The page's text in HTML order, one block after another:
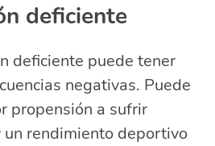
deficiente
deficiente puede tener
negativas. Puede
propensión a sufrir
un rendimiento deportivo